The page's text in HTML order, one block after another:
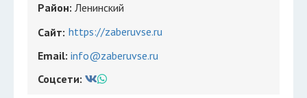
Район: Ленинский
Сайт: https://zaberuvse.ru
Email: info@zaberuvse.ru
Соцсети: